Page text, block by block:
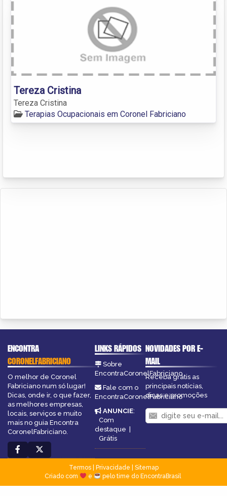
Tereza Cristina
Tereza Cristina
Terapias Ocupacionais em Coronel Fabriciano
ENCONTRA
CORONELFABRICIANO
O melhor de Coronel
Fabriciano num só lugar!
Dicas, onde ir, o que fazer,
as melhores empresas,
locais, serviços e muito
mais no guia Encontra
CoronelFabriciano.
LINKS RÁPIDOS
Sobre
EncontraCoronelFabriciano
Fale com o
EncontraCoronelFabriciano
ANUNCIE:
Com
destaque |
Grátis
NOVIDADES POR E-
MAIL
Receba grátis as
principais notícias,
dicas e promoções
Termos| Privacidade
Sitemap
Criado com
e pelo time do EncontraBrasil